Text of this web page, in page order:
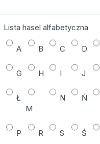
Lista hasel alfabetyczna
A B C D
G H I J
Ł
M
N Ń
P R S Ś